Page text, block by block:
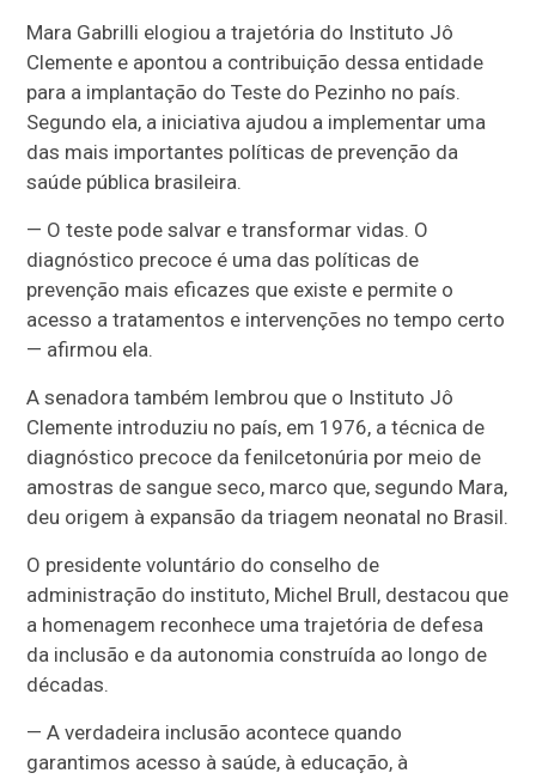
Mara Gabrilli elogiou a trajetória do Instituto Jô
Clemente e apontou a contribuição dessa entidade
para a implantação do Teste do Pezinho no país.
Segundo ela, a iniciativa ajudou a implementar uma
das mais importantes políticas de prevenção da
saúde pública brasileira.
— O teste pode salvar e transformar vidas. O
diagnóstico precoce é uma das políticas de
prevenção mais eficazes que existe e permite o
acesso a tratamentos e intervenções no tempo certo
— afirmou ela.
A senadora também lembrou que o Instituto Jô
Clemente introduziu no país, em 1976, a técnica de
diagnóstico precoce da fenilcetonúria por meio de
amostras de sangue seco, marco que, segundo Mara,
deu origem à expansão da triagem neonatal no Brasil.
O presidente voluntário do conselho de
administração do instituto, Michel Brull, destacou que
a homenagem reconhece uma trajetória de defesa
da inclusão e da autonomia construída ao longo de
décadas.
— A verdadeira inclusão acontece quando
garantimos acesso à saúde, à educação, à